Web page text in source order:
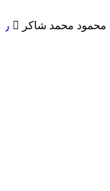
رسالة في
شاكر